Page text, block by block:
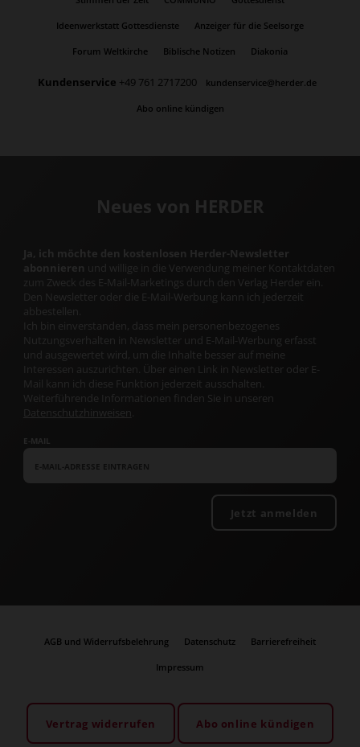
Ideenwerkstatt Gottesdienste Anzeiger für die Seelsorge
Forum Weltkirche Biblische Notizen Diakonia
Kundenservice +49 761 2717200 kundenservice@herder.de
Abo online kündigen
Neues von HERDER
Ja, ich möchte den kostenlosen Herder-Newsletter
abonnieren und willige in die Verwendung meiner Kontaktdaten
zum Zweck des E-Mail-Marketings durch den Verlag Herder ein.
Den Newsletter oder die E-Mail-Werbung kann ich jederzeit
abbestellen.
Ich bin einverstanden, dass mein personenbezogenes
Nutzungsverhalten in Newsletter und E-Mail-Werbung erfasst
und ausgewertet wird, um die Inhalte besser auf meine
Interessen auszurichten. Über einen Link in Newsletter oder E-
Mail kann ich diese Funktion jederzeit ausschalten.
Weiterführende Informationen finden Sie in unseren
Datenschutzhinweisen
E-MAIL
Jetzt anmelden
AGB und Widerrufsbelehrung Datenschutz Barrierefreiheit
Impressum
Vertrag widerrufen Abo online kündigen